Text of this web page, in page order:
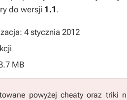
do wersji 1.1 .
4 stycznia 2012
MB
powyżej cheaty oraz triki